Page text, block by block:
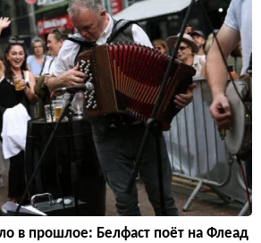
в прошлое: Белфаст поёт на Флеад